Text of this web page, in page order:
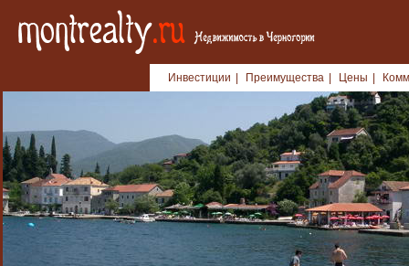
Инвестиции Преимущества Цены